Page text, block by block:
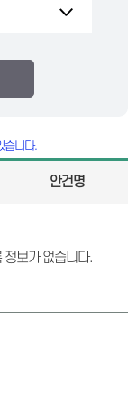
습니다.
안건명
정보가 없습니다.